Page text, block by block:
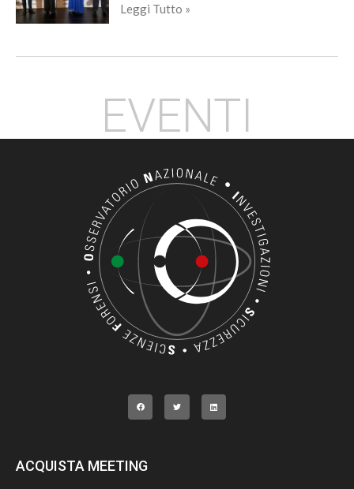
Leggi Tutto »
EVENTI
ACQUISTA MEETING